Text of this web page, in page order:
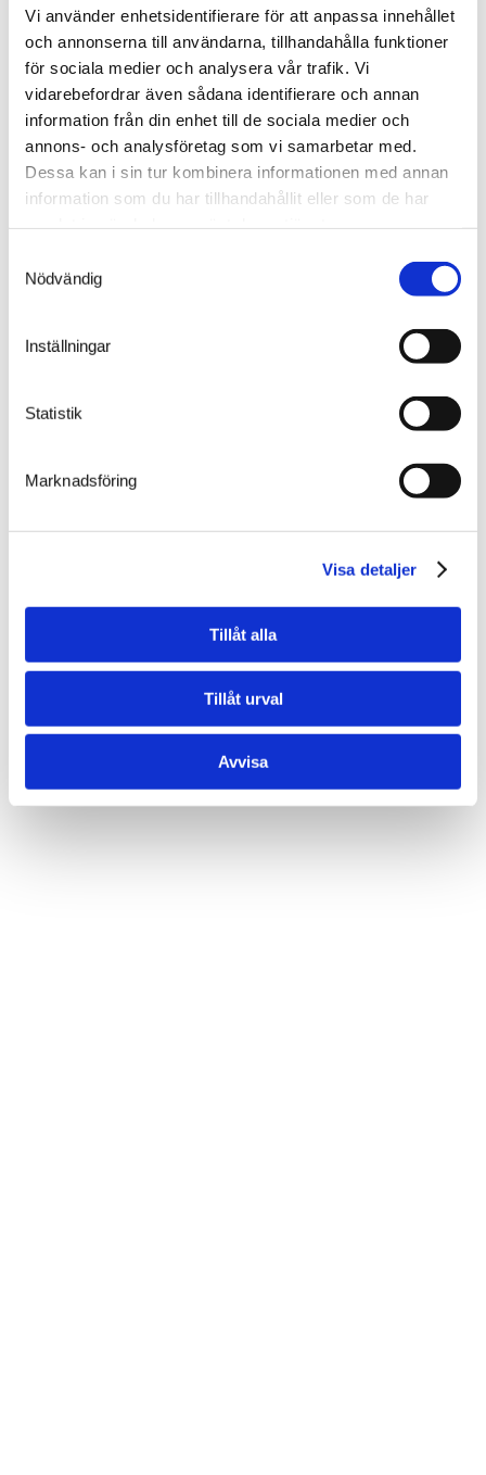
Vi använder enhetsidentifierare för att anpassa innehållet
och annonserna till användarna, tillhandahålla funktioner
för sociala medier och analysera vår trafik. Vi
vidarebefordrar även sådana identifierare och annan
information från din enhet till de sociala medier och
annons- och analysföretag som vi samarbetar med.
Dessa kan i sin tur kombinera informationen med annan
information som du har tillhandahållit eller som de har
Nödvändig
Inställningar
Statistik
Marknadsföring
Visa detaljer
Tillåt alla
Tillåt urval
Avvisa
VD
0734-699 600
Inspiration smidesprodukter